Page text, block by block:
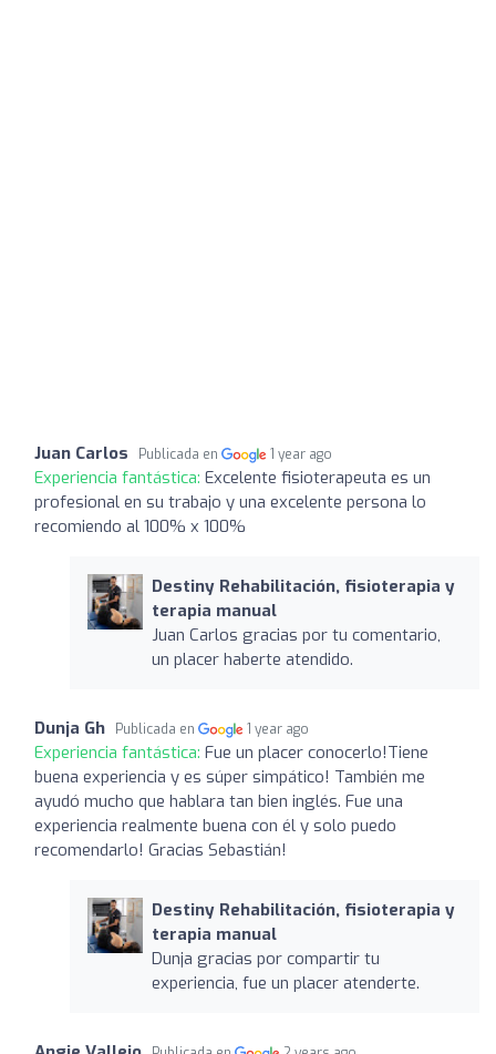
Juan Carlos Publicada en 1 year ago
Experiencia fantástica: Excelente fisioterapeuta es un
profesional en su trabajo y una excelente persona lo
recomiendo al 100% x 100%
Destiny Rehabilitación, fisioterapia y
terapia manual
Juan Carlos gracias por tu comentario,
un placer haberte atendido.
Dunja Gh Publicada en 1 year ago
Experiencia fantástica: Fue un placer conocerlo!Tiene
buena experiencia y es súper simpático! También me
ayudó mucho que hablara tan bien inglés. Fue una
experiencia realmente buena con él y solo puedo
recomendarlo! Gracias Sebastián!
Destiny Rehabilitación, fisioterapia y
terapia manual
Dunja gracias por compartir tu
experiencia, fue un placer atenderte.